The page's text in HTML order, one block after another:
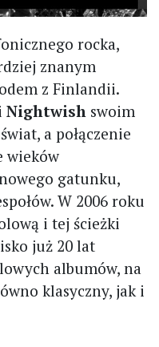
rocka,
znanym
z Finlandii.
Nightwish swoim
a połączenie
wieków
gatunku,
W 2006 roku
i tej ścieżki
już 20 lat
albumów, na
klasyczny, jak i